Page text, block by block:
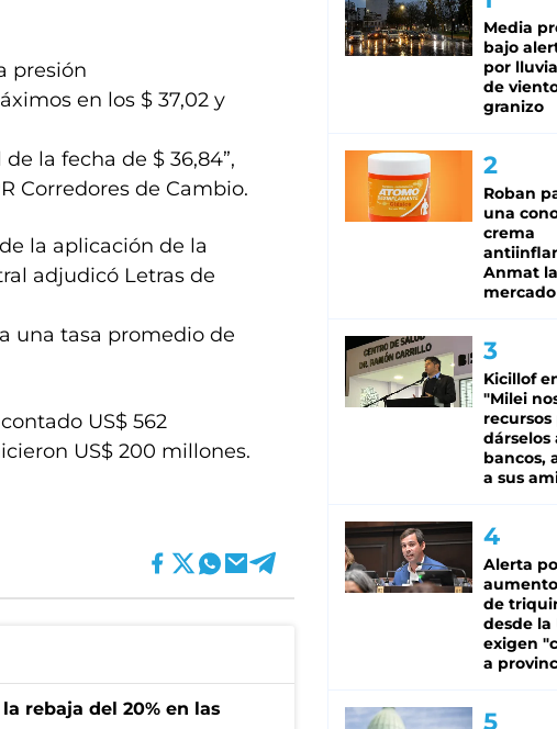
presión
en los $ 37,02 y
la fecha de $ 36,84”,
Corredores de Cambio.
la aplicación de la
adjudicó Letras de
una tasa promedio de
US$ 562
US$ 200 millones.
rebaja del 20% en las
Media
bajo
por
de
granizo
Roban
una
crema
Anmat
mercado
Kicillof
"Milei
recursos
dárselos
bancos,
a sus
Alerta
de
desde la
exigen
a